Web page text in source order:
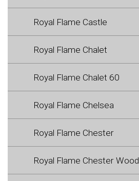
Royal Flame Castle
Royal Flame Chalet
Royal Flame Chalet 60
Royal Flame Chelsea
Royal Flame Chester
Royal Flame Chester Wood